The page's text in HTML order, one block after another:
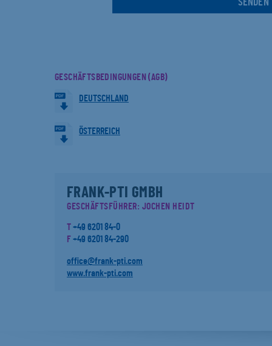
GESCHÄFTSBEDINGUNGEN (AGB)
DEUTSCHLAND
ÖSTERREICH
FRANK-PTI GMBH
GESCHÄFTSFÜHRER: JOCHEN HEIDT
T+49 6201 84-0
F+49 6201 84-290
office@frank-pti.com
www.frank-pti.com